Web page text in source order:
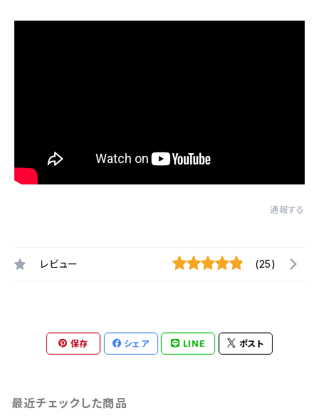
通報する
レビュー (25)
保存 シェア LINE ポスト
最近チェックした商品